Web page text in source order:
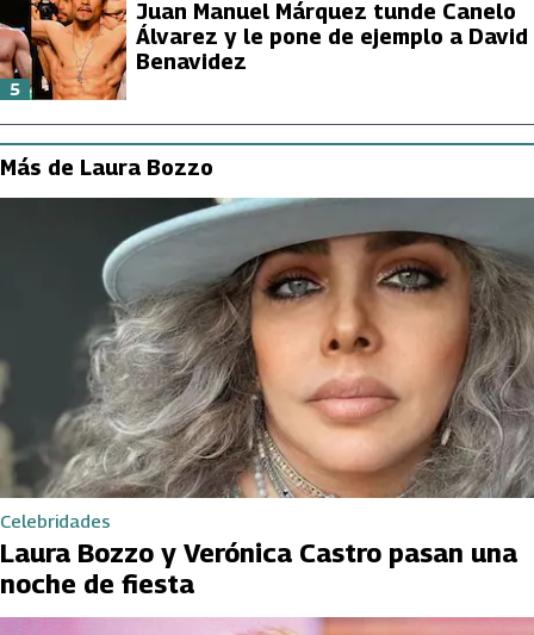
Juan Manuel Márquez tunde Canelo
Álvarez y le pone de ejemplo a David
Benavidez
5
Más de Laura Bozzo
Celebridades
Laura Bozzo y Verónica Castro pasan una
noche de fiesta